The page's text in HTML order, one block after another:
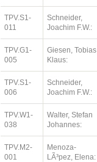
TPV.S1-
011
Schneider,
Joachim F.W.:
TPV.G1-
005
Giesen, Tobias
Klaus:
TPV.S1-
006
Schneider,
Joachim F.W.:
TPV.W1-
038
Walter, Stefan
Johannes:
TPV.M2-
001
Menoza-
LÃ³pez, Elena: